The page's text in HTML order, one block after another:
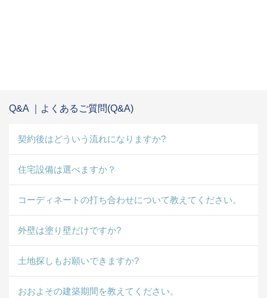
Q&A ｜よくあるご質問(Q&A)
契約後はどういう流れになりますか?
住宅設備は選べますか？
コーディネートの打ち合わせについて教えてください。
外壁は塗り壁だけですか?
土地探しもお願いできますか?
おおよその建築期間を教えてください。